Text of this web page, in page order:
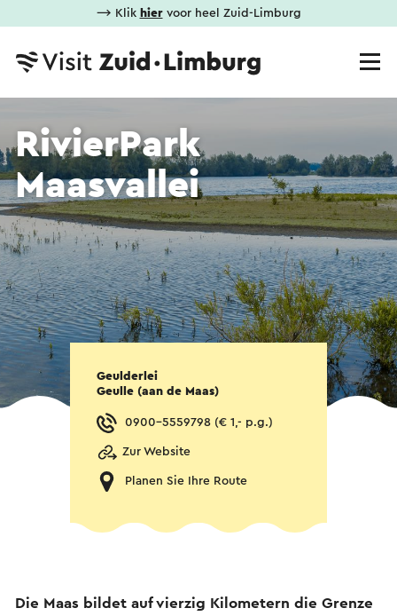
⟶ Klik hiervoor heel Zuid-Limburg
RivierPark
Maasvallei
Geulderlei
Geulle (aan de Maas)
0900-5559798 (€ 1,- p.g.)
Zur Website
Planen Sie Ihre Route
Die Maas bildet auf vierzig Kilometern die Grenze